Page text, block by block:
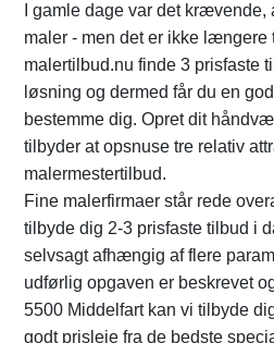
I gamle dage var det
maler - men det er ikke
malertilbud.nu finde 3 prisfaste
løsning og dermed får du en
bestemme dig. Opret dit
tilbyder at opsnuse tre relativ
malermestertilbud.
Fine malerfirmaer står rede
tilbyde dig 2-3 prisfaste tilbud i
selvsagt afhængig af flere
udførlig opgaven er beskrevet
5500 Middelfart kan vi tilbyde
godt prisleje fra de bedste